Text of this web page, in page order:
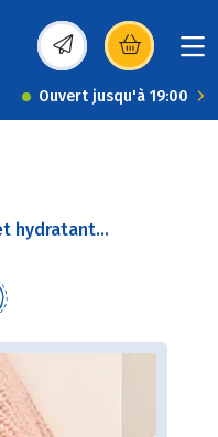
(s’ouvre dans une
Ouvert jusqu'à 19:00
hydratant...